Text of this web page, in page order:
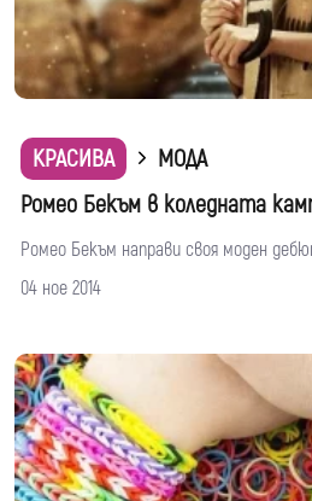
КРАСИВА
МОДА
Ромео Бекъм в коледната
Ромео Бекъм направи своя моден
04 ное 2014